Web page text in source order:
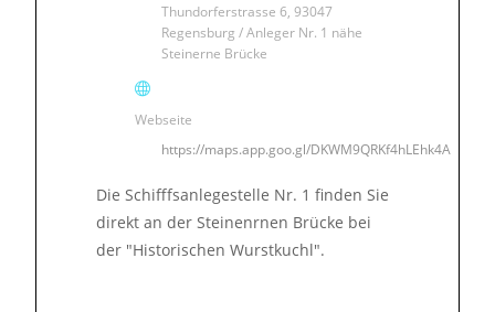
Thundorferstrasse 6, 93047
Regensburg / Anleger Nr. 1 nähe
Steinerne Brücke
Webseite
https://maps.app.goo.gl/DKWM9QRKf4hLEhk4A
Die Schifffsanlegestelle Nr. 1 finden Sie
direkt an der Steinenrnen Brücke bei
der "Historischen Wurstkuchl".